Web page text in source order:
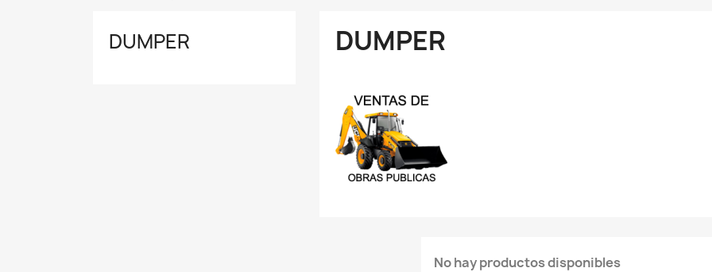
DUMPER DUMPER
No hay productos disponibles